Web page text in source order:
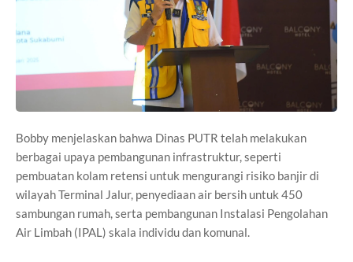
Bobby menjelaskan bahwa Dinas PUTR telah melakukan
berbagai upaya pembangunan infrastruktur, seperti
pembuatan kolam retensi untuk mengurangi risiko banjir di
wilayah Terminal Jalur, penyediaan air bersih untuk 450
sambungan rumah, serta pembangunan Instalasi Pengolahan
Air Limbah (IPAL) skala individu dan komunal.